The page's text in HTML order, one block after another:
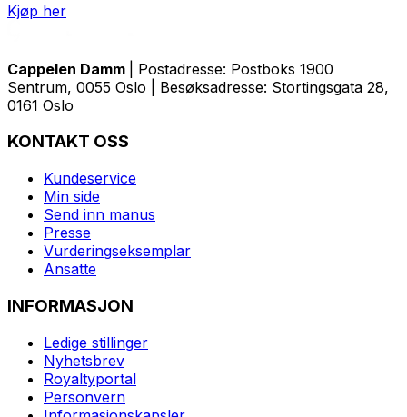
Kjøp her
Cappelen Damm
| Postadresse: Postboks 1900
Sentrum, 0055 Oslo | Besøksadresse: Stortingsgata 28,
0161 Oslo
KONTAKT OSS
Kundeservice
Min side
Send inn manus
Presse
Vurderingseksemplar
Ansatte
INFORMASJON
Ledige stillinger
Nyhetsbrev
Royaltyportal
Personvern